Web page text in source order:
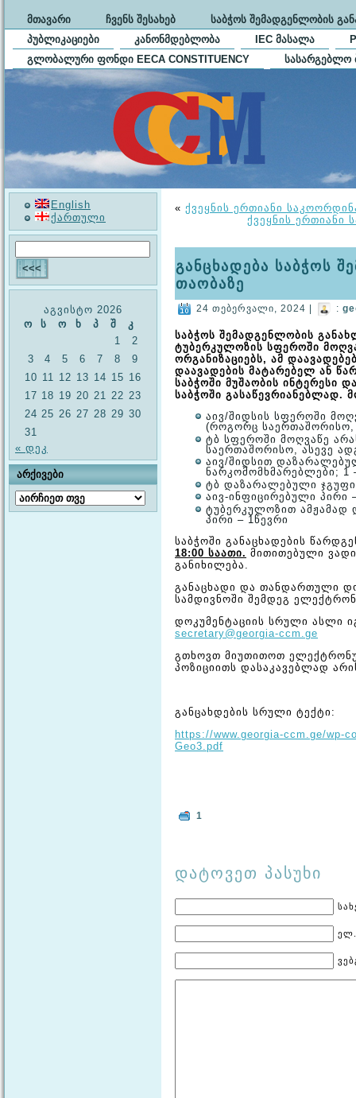
ᲛᲗᲐᲕᲐᲠᲘ ᲩᲕᲔᲜᲡ ᲨᲔᲡᲐᲮᲔᲑ
ᲡᲐᲑᲭᲝᲡ ᲨᲔᲛᲐᲓᲒᲔᲜᲚᲝᲑᲘᲡ
ᲞᲣᲑᲚᲘᲙᲐᲪᲘᲔᲑᲘ
ᲙᲐᲜᲝᲜᲛᲓᲔᲑᲚᲝᲑᲐ IEC ᲛᲐᲡᲐᲚᲐ
ᲒᲚᲝᲑᲐᲚᲣᲠᲘ ᲤᲝᲜᲓᲘ EECA CONSTITUENCY
ᲡᲐᲡᲐᲠᲒᲔᲑᲚᲝ
English
ქართული
აგვისტო 2026
ო
ს ო ხ პ შ
კ
1
2
3
4 5 6 7 8
9
10 11 12 13 14 15 16
17 18 19 20 21 22 23
24 25 26 27 28 29 30
31
« დეკ
ᲐᲠᲥᲘᲕᲔᲑᲘ
არქივები
« ქვეყნის ერთიანი
ქვეყნის ერთიანი
განცხადება საბჭოს
თაობაზე
24 თებერვალი, 2024 | :
საბჭოს შემადგენლობის
ტუბერკულოზის სფეროში
ორგანიზაციებს, ამ
დაავადების მატარებელ ან
საბჭოში მუშაობის ინტერესი
საბჭოში გასაწევრიანებლად.
აივ/შიდსის სფეროში
(როგორც საერთაშორისო,
ტბ სფეროში მოღვაწე
საერთაშორისო, ასევე
აივ/შიდსით
ნარკომომხმარებლები;
ტბ დაზარალებული ჯგუფი
აივ-ინფიცირებული პირი
ტუბერკულოზით ამჟამად
პირი – 1წევრი
საბჭოში განაცხადების
18:00 საათი. მითითებული
განიხილება.
განაცხადი და თანდართული
სამდივნოში შემდეგ
დოკუმენტაციის სრული ასლი
secretary@georgia-ccm.ge
გთხოვთ მიუთითოთ
პოზიციითს დასაკავებლად
განცახდების სრული ტექტი:
https://www.georgia-ccm.ge/wp-
Geo3.pdf
1
დატოვეთ პასუხი